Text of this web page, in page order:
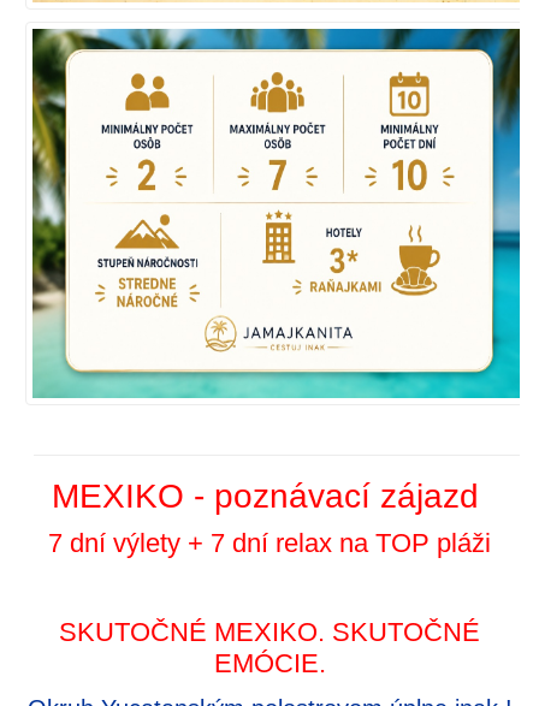
MEXIKO - poznávací zájazd
7 dní výlety + 7 dní relax na TOP pláži
SKUTOČNÉ MEXIKO. SKUTOČNÉ
EMÓCIE.